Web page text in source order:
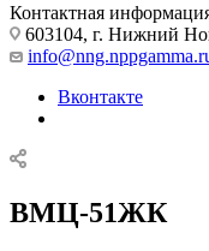
Контактная
603104, г. Нижний
Вконтакте
ВМЦ-51ЖК